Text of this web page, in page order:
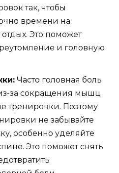
так, чтобы
времени на
Это поможет
и головную
Часто головная боль
за сокращения мышц
тренировки. Поэтому
не забывайте
особенно уделяйте
Это поможет снять